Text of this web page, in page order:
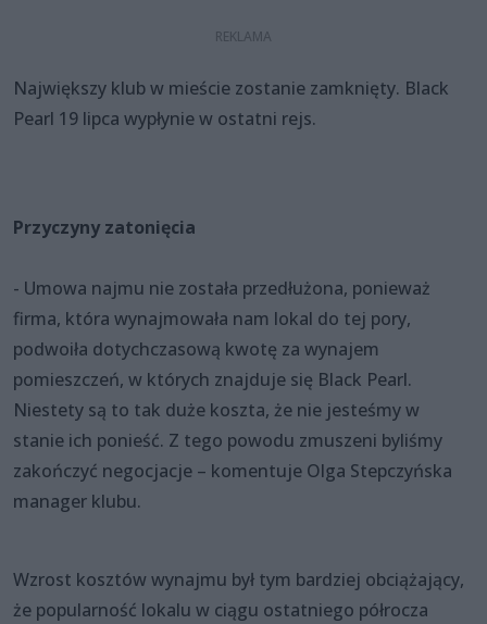
Największy klub w mieście zostanie zamknięty. Black
Pearl 19 lipca wypłynie w ostatni rejs.
Przyczyny zatonięcia
- Umowa najmu nie została przedłużona, ponieważ
firma, która wynajmowała nam lokal do tej pory,
podwoiła dotychczasową kwotę za wynajem
pomieszczeń, w których znajduje się Black Pearl.
Niestety są to tak duże koszta, że nie jesteśmy w
stanie ich ponieść. Z tego powodu zmuszeni byliśmy
zakończyć negocjacje – komentuje Olga Stepczyńska
manager klubu.
Wzrost kosztów wynajmu był tym bardziej obciążający,
że popularność lokalu w ciągu ostatniego półrocza